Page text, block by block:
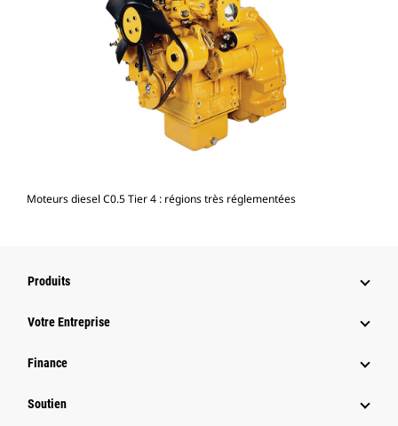
Moteurs diesel C0.5 Tier 4 : régions très réglementées
Produits
Votre Entreprise
Finance
Soutien